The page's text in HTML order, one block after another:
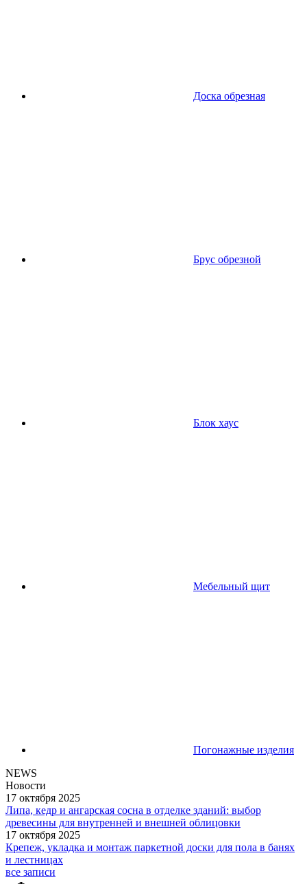
Доска обрезная
Брус обрезной
Блок хаус
Мебельный щит
Погонажные изделия
NEWS
Новости
17 октября 2025
Липа, кедр и ангарская сосна в отделке зданий: выбор
древесины для внутренней и внешней облицовки
17 октября 2025
Крепеж, укладка и монтаж паркетной доски для пола в банях
и лестницах
все записи